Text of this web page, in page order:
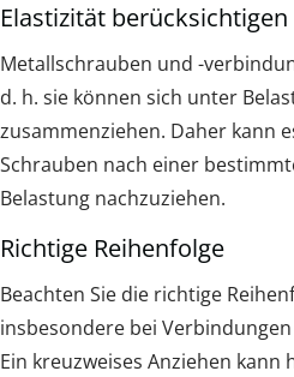
Elastizität berücksichtigen
Metallschrauben und -
d. h. sie können sich unter
zusammenziehen. Daher kann
Schrauben nach einer
Belastung nachzuziehen.
Richtige Reihenfolge
Beachten Sie die richtige
insbesondere bei
Ein kreuzweises Anziehen kann